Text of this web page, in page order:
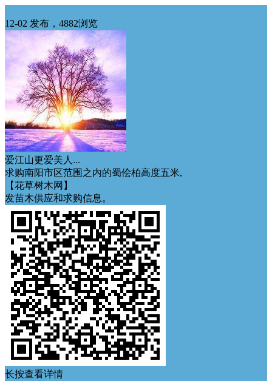
12-02 发布，4882浏览
爱江山更爱美人...
求购南阳市区范围之内的蜀侩柏高度五米,
【花草树木网】
发苗木供应和求购信息。
长按查看详情